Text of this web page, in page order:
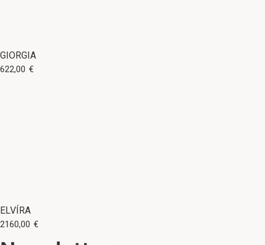
GIORGIA
622,00 €
ELVÍRA
2160,00 €